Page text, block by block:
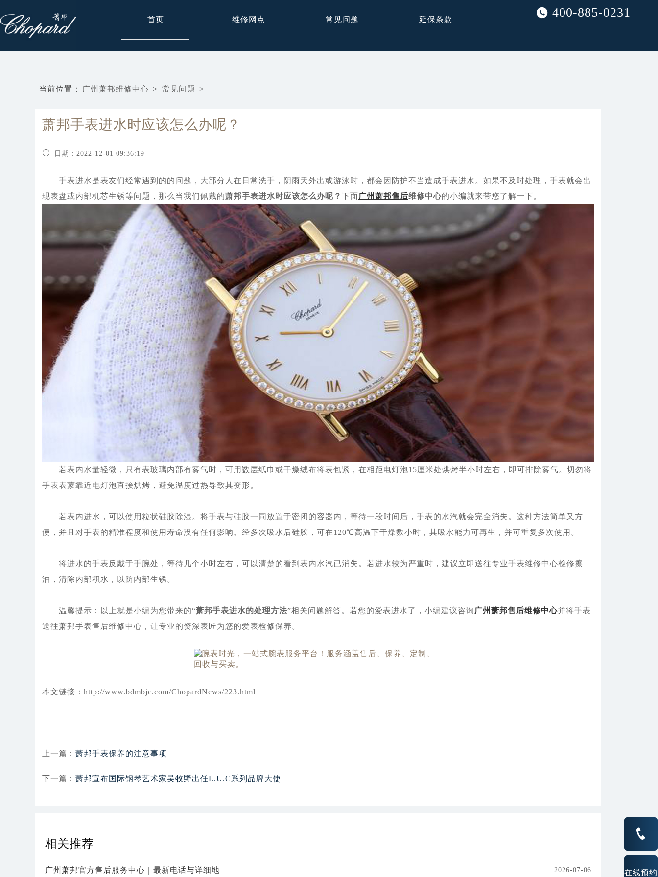
首页 维修网点 常见问题 延保条款 400-885-0231
当前位置： 广州萧邦维修中心 > 常见问题 >
萧邦手表进水时应该怎么办呢？
日期：2022-12-01 09:36:19
手表进水是表友们经常遇到的的问题，大部分人在日常洗手，阴雨天外出或游泳时，都会因防护不当造成手表进水。如果不及时处理，手表就会出
现表盘或内部机芯生锈等问题，那么当我们佩戴的萧邦手表进水时应该怎么办呢？ 下面广州萧邦售后维修中心的小编就来带您了解一下。
若表内水量轻微，只有表玻璃内部有雾气时，可用数层纸巾或干燥绒布将表包紧，在相距电灯泡15厘米处烘烤半小时左右，即可排除雾气。切勿将
手表表蒙靠近电灯泡直接烘烤，避免温度过热导致其变形。
若表内进水，可以使用粒状硅胶除湿。将手表与硅胶一同放置于密闭的容器内，等待一段时间后，手表的水汽就会完全消失。这种方法简单又方
便，并且对手表的精准程度和使用寿命没有任何影响。经多次吸水后硅胶，可在120℃高温下干燥数小时，其吸水能力可再生，并可重复多次使用。
将进水的手表反戴于手腕处，等待几个小时左右，可以清楚的看到表内水汽已消失。若进水较为严重时，建议立即送往专业手表维修中心检修擦
油，清除内部积水，以防内部生锈。
温馨提示：以上就是小编为您带来的“萧邦手表进水的处理方法”相关问题解答。若您的爱表进水了，小编建议咨询广州萧邦售后维修中心并将手表
送往萧邦手表售后维修中心，让专业的资深表匠为您的爱表检修保养。
本文链接：http://www.bdmbjc.com/ChopardNews/223.html
上一篇： 萧邦手表保养的注意事项
下一篇： 萧邦宣布国际钢琴艺术家吴牧野出任L.U.C系列品牌大使
相关推荐
广州萧邦官方售后服务中心｜最新电话与详细地 2026-07-06 在线预约